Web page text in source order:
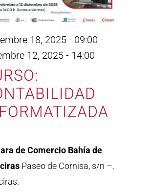
18, 2025 - 09:00 -
12, 2025 - 14:00
de Comercio Bahía de
Paseo de Cornisa, s/n –,